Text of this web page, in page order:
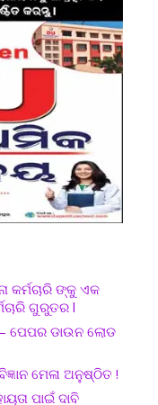
କର୍ମଚାରି ଙ୍କୁ ଏକ
ଗୁରୁତର l
ଡାଉନ ଲୋଡ
ମେଳା ଅନୁଷ୍ଠିତ !
ପାଇଁ ଦାବି